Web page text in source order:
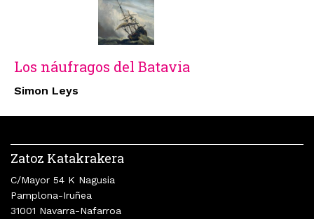
Los náufragos del Batavia
Simon Leys
Zatoz Katakrakera
C/Mayor 54 K Nagusia
Pamplona-Iruñea
31001 Navarra-Nafarroa